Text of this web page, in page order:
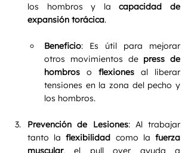
los hombros y la capacidad de
expansión torácica.
Beneficio: Es útil para mejorar
otros movimientos de press de
hombros o flexiones al liberar
tensiones en la zona del pecho y
los hombros.
Prevención de Lesiones: Al trabajar
tanto la flexibilidad como la fuerza
muscular, el pull over ayuda a